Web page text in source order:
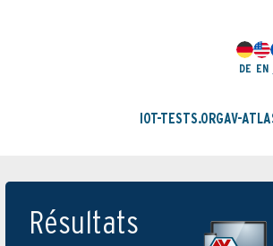
DE EN
IOT-TESTS.ORGAV-
Résultats